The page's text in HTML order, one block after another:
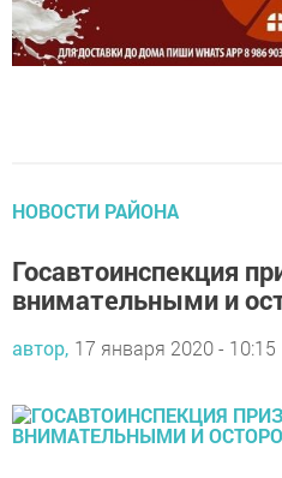
НОВОСТИ РАЙОНА
Госавтоинспекция
внимательными и